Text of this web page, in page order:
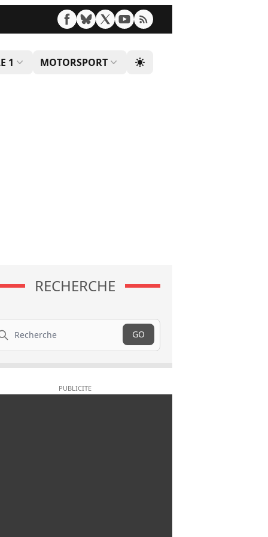
1 MOTORSPORT
RECHERCHE
GO